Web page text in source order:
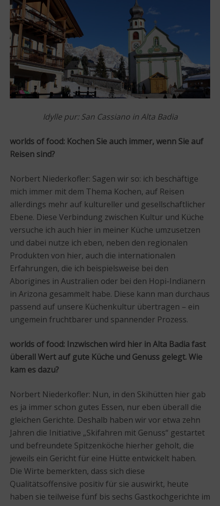
Idylle pur: San Cassiano in Alta Badia
worlds of food: Kochen Sie auch immer, wenn Sie auf
Reisen sind?
Norbert Niederkofler: Sagen wir so: ich beschäftige
mich immer mit dem Thema Kochen, auf Reisen
allerdings mehr auf kultureller und gesellschaftlicher
Ebene. Diese Verbindung zwischen Kultur und Küche
versuche ich auch hier in meiner Küche umzusetzen
und dabei nutze ich eben, neben den regionalen
Produkten von hier, auch die internationalen
Erfahrungen, die ich beispielsweise bei den
Aborigines in Australien oder bei den Hopi-Indianern
in Arizona gesammelt habe. Diese kann man durchaus
passend auf unsere Küchenkultur übertragen – ein
ungemein fruchtbarer und spannender Prozess.
worlds of food: Inzwischen wird hier in Alta Badia fast
überall Wert auf gute Küche und Genuss gelegt. Wie
kam es dazu?
Norbert Niederkofler: Nun, in den Skihütten hier gab
es ja immer schon gutes Essen, nur eben überall die
gleichen Gerichte. Deshalb haben wir vor etwa zehn
Jahren die Initiative „Skifahren mit Genuss“ gestartet
und befreundete Spitzenköche hierher geholt, die
jeweils ein Gericht für eine Hütte entwickelt haben.
Die Wirte bemerkten, dass sich diese
Qualitätsoffensive positiv für sie auswirkt, heute
haben sie teilweise fünf bis sechs Gastkochgerichte im